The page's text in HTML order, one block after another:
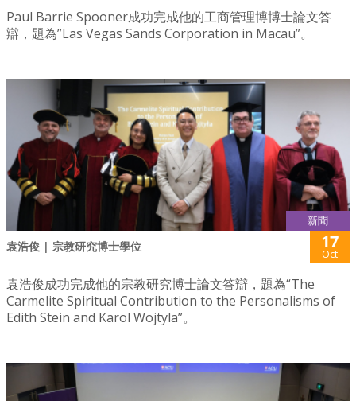
Paul Barrie Spooner成功完成他的工商管理博博士論文答
辯，題為”Las Vegas Sands Corporation in Macau”。
新聞
袁浩俊 | 宗教研究博士學位 17
Oct
袁浩俊成功完成他的宗教研究博士論文答辯，題為“The
Carmelite Spiritual Contribution to the Personalisms of
Edith Stein and Karol Wojtyla”。